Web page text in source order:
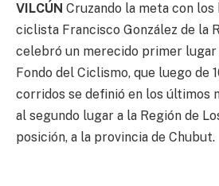
VILCÚN Cruzando la meta con los
ciclista Francisco González de la
celebró un merecido primer lugar
Fondo del Ciclismo, que luego de
corridos se definió en los últimos
al segundo lugar a la Región de
posición, a la provincia de Chubut.